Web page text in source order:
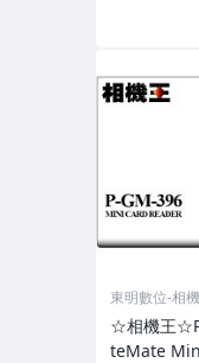
相
相
相
相
相
相
東明數位-相
☆相機王
teMate